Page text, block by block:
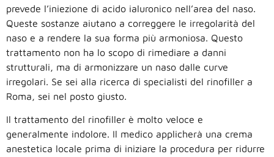
prevede l’iniezione di acido ialuronico nell’area del naso.
Queste sostanze aiutano a correggere le irregolarità del
naso e a rendere la sua forma più armoniosa. Questo
trattamento non ha lo scopo di rimediare a danni
strutturali, ma di armonizzare un naso dalle curve
irregolari. Se sei alla ricerca di specialisti del rinofiller a
Roma, sei nel posto giusto.
Il trattamento del rinofiller è molto veloce e
generalmente indolore. Il medico applicherà una crema
anestetica locale prima di iniziare la procedura per ridurre